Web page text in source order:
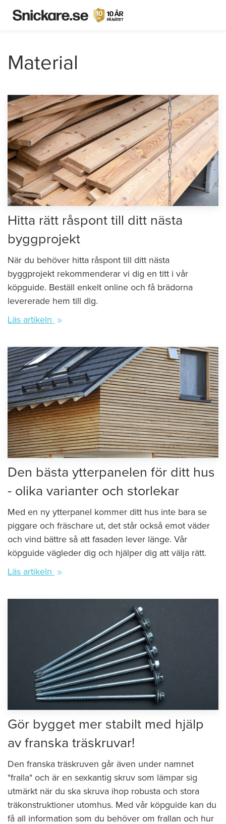
Material
Hitta rätt råspont till ditt nästa
byggprojekt
När du behöver hitta råspont till ditt nästa
byggprojekt rekommenderar vi dig en titt i vår
köpguide. Beställ enkelt online och få brädorna
levererade hem till dig.
Läs artikeln
Den bästa ytterpanelen för ditt hus
- olika varianter och storlekar
Med en ny ytterpanel kommer ditt hus inte bara se
piggare och fräschare ut, det står också emot väder
och vind bättre så att fasaden lever länge. Vår
köpguide vägleder dig och hjälper dig att välja rätt.
Läs artikeln
Gör bygget mer stabilt med hjälp
av franska träskruvar!
Den franska träskruven går även under namnet
"fralla" och är en sexkantig skruv som lämpar sig
utmärkt när du ska skruva ihop robusta och stora
träkonstruktioner utomhus. Med vår köpguide kan du
få all information som du behöver om frallan och hur